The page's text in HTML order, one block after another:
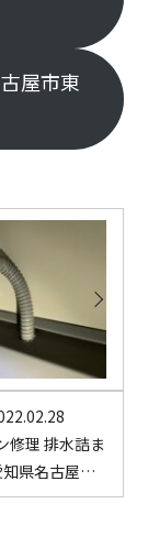
屋市東
修理 排水詰ま
知県名古屋…